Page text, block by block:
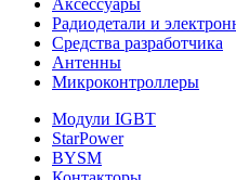
Аксессуары
Радиодетали и
Средства разработчика
Антенны
Микроконтроллеры
Модули IGBT
StarPower
BYSM